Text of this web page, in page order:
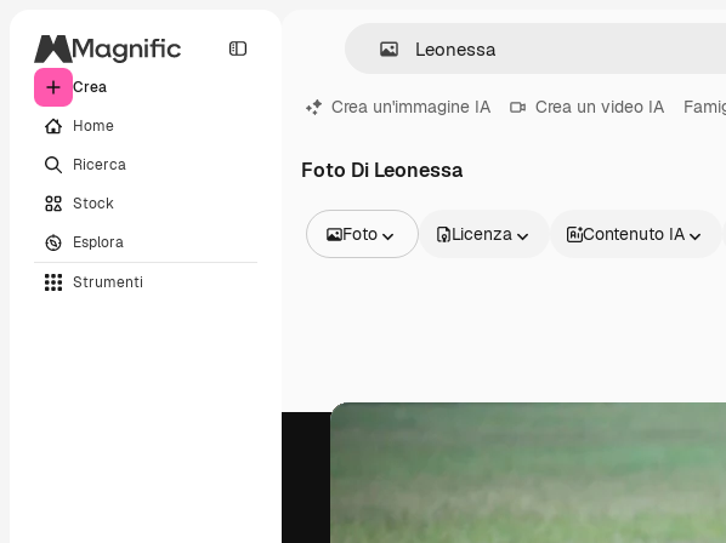
Crea
Home
Ricerca
Stock
Esplora
Strumenti
Crea un'immagine IA Crea un video IA
Foto Di Leonessa
Foto
Video
Font
Licenza Contenuto IA